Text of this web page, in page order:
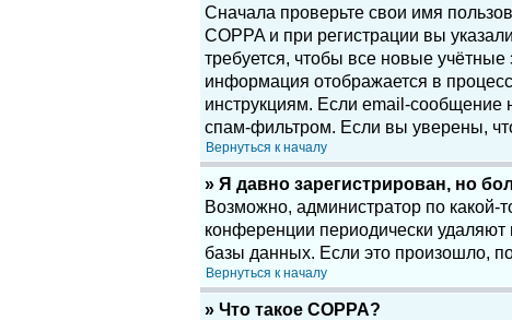
Сначала проверьте свои имя
COPPA и при регистрации вы
требуется, чтобы все новые
информация отображается в
инструкциям. Если email-сообщение
спам-фильтром. Если вы уверены,
Вернуться к началу
» Я давно зарегистрирован, но
Возможно, администратор по какой-
конференции периодически
базы данных. Если это произошло,
Вернуться к началу
» Что такое COPPA?